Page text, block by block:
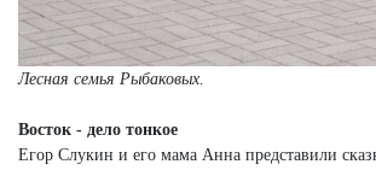
Лесная семья Рыбаковых.
Восток - дело тонкое
Егор Слукин и его мама Анна представили